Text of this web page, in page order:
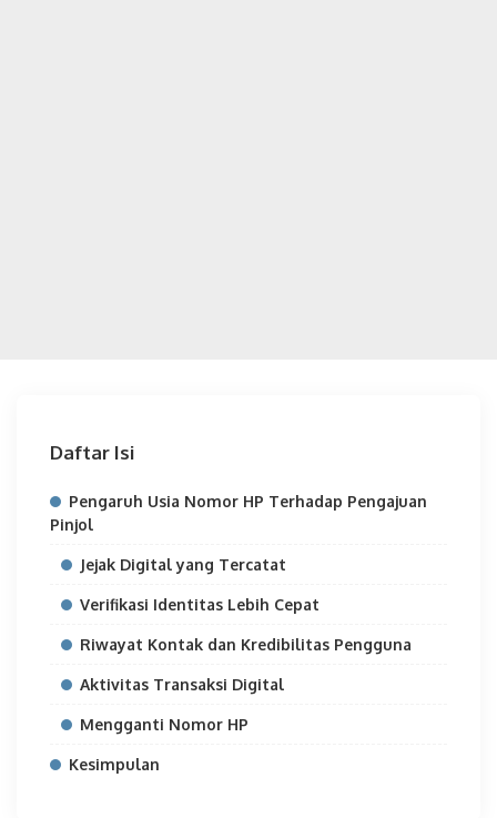
Daftar Isi
Pengaruh Usia Nomor HP Terhadap Pengajuan
Pinjol
Jejak Digital yang Tercatat
Verifikasi Identitas Lebih Cepat
Riwayat Kontak dan Kredibilitas Pengguna
Aktivitas Transaksi Digital
Mengganti Nomor HP
Kesimpulan